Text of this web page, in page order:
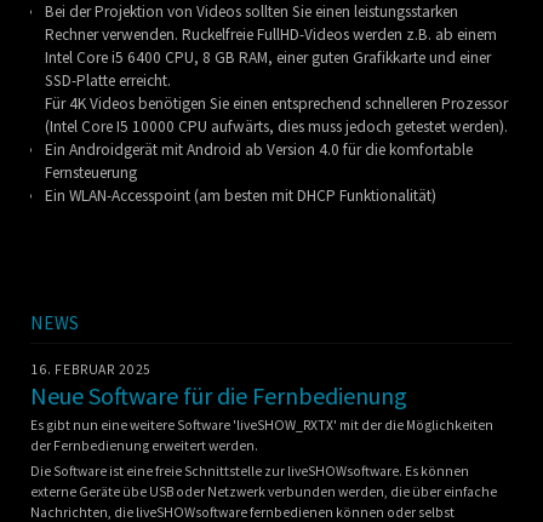
Bei der Projektion von Videos sollten Sie einen leistungsstarken
Rechner verwenden. Ruckelfreie FullHD-Videos werden z.B. ab einem
Intel Core i5 6400 CPU, 8 GB RAM, einer guten Grafikkarte und einer
SSD-Platte erreicht.
Für 4K Videos benötigen Sie einen entsprechend schnelleren Prozessor
(Intel Core I5 10000 CPU aufwärts, dies muss jedoch getestet werden).
Ein Androidgerät mit Android ab Version 4.0 für die komfortable
Fernsteuerung
Ein WLAN-Accesspoint (am besten mit DHCP Funktionalität)
NEWS
16. FEBRUAR 2025
Neue Software für die Fernbedienung
Es gibt nun eine weitere Software 'liveSHOW_RXTX' mit der die Möglichkeiten
der Fernbedienung erweitert werden.
Die Software ist eine freie Schnittstelle zur liveSHOWsoftware. Es können
externe Geräte übe USB oder Netzwerk verbunden werden, die über einfache
Nachrichten, die liveSHOWsoftware fernbedienen können oder selbst